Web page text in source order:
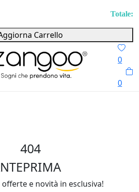
Totale:
Carrello
0
0
404
e novità in esclusiva!